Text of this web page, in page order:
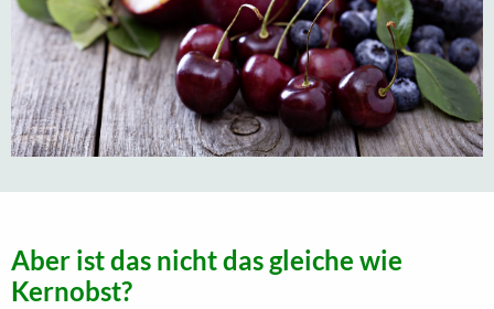
Aber ist das nicht das gleiche wie
Kernobst?